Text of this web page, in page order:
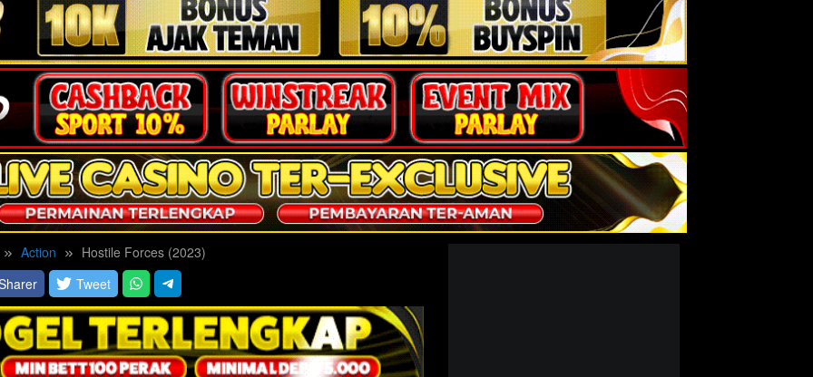
Action
Hostile Forces (2023)
Tweet